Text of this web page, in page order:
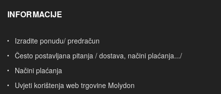
INFORMACIJE
Izradite ponudu/ predračun
Često postavljana pitanja / dostava, načini plaćanja.../
Načini plaćanja
Uvjeti korištenja web trgovine Molydon